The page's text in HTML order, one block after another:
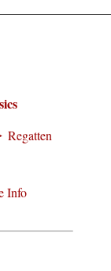
Regatten
Info